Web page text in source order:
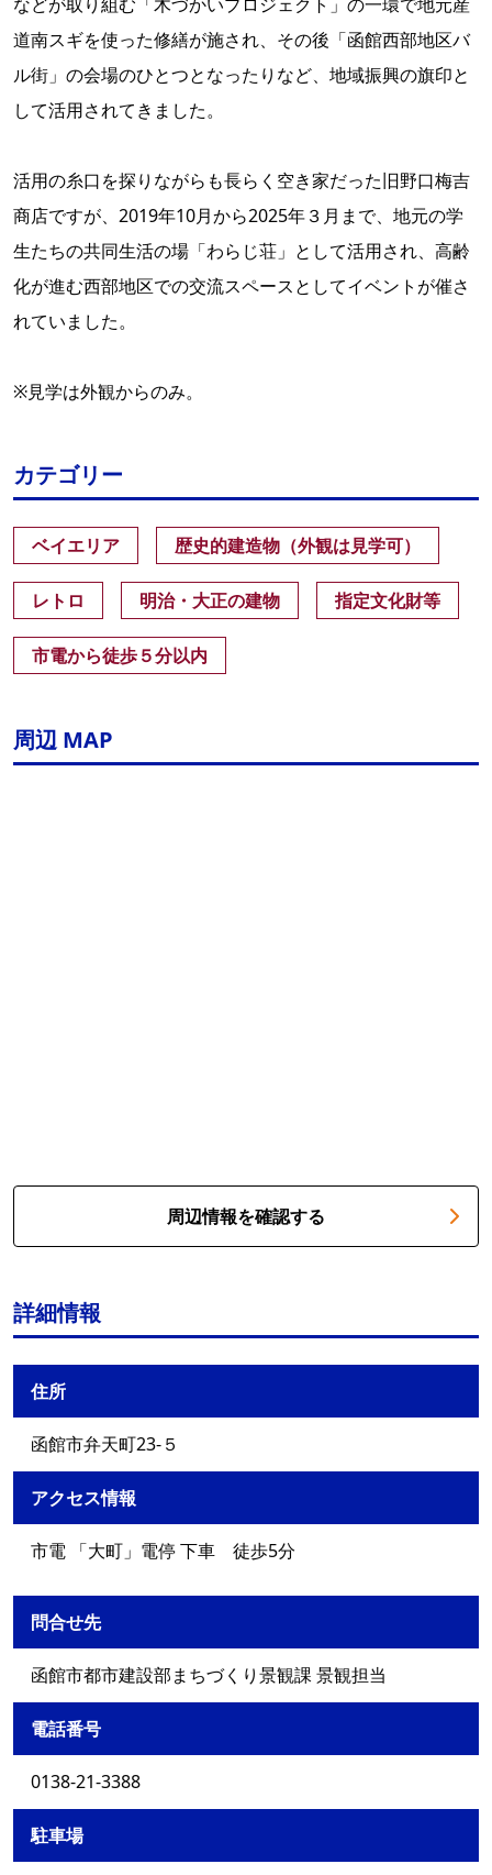
道南スギを使った修繕が施され、その後「函館西部地区バ
ル街」の会場のひとつとなったりなど、地域振興の旗印と
して活用されてきました。
活用の糸口を探りながらも長らく空き家だった旧野口梅吉
商店ですが、2019年10月から2025年３月まで、地元の学
生たちの共同生活の場「わらじ荘」として活用され、高齢
化が進む西部地区での交流スペースとしてイベントが催さ
れていました。
※見学は外観からのみ。
カテゴリー
ベイエリア 歴史的建造物（外観は見学可）
レトロ 明治・大正の建物 指定文化財等
市電から徒歩５分以内
周辺 MAP
周辺情報を確認する
詳細情報
住所
函館市弁天町23-５
アクセス情報
市電 「大町」電停 下車 徒歩5分
問合せ先
函館市都市建設部まちづくり景観課 景観担当
電話番号
0138-21-3388
駐車場